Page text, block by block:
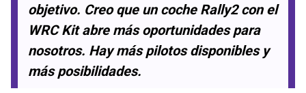
objetivo. Creo que un coche Rally2 con el
WRC Kit abre más oportunidades para
nosotros. Hay más pilotos disponibles y
más posibilidades.